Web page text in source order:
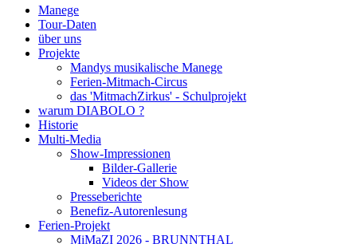
Manege
Tour-Daten
über uns
Projekte
Mandys musikalische Manege
Ferien-Mitmach-Circus
das 'MitmachZirkus' - Schulprojekt
warum DIABOLO ?
Historie
Multi-Media
Show-Impressionen
Bilder-Gallerie
Videos der Show
Presseberichte
Benefiz-Autorenlesung
Ferien-Projekt
MiMaZI 2026 - BRUNNTHAL